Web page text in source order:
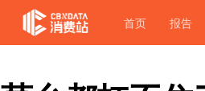
首页 报告